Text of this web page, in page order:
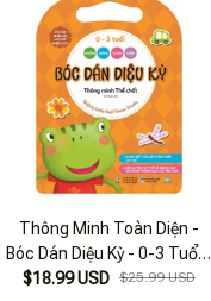
Thông Minh Toàn Diện -
Bóc Dán Diệu Kỳ - 0-3 Tuổi -
Thông Minh Thể Chất
$18.99 USD $25.99 USD